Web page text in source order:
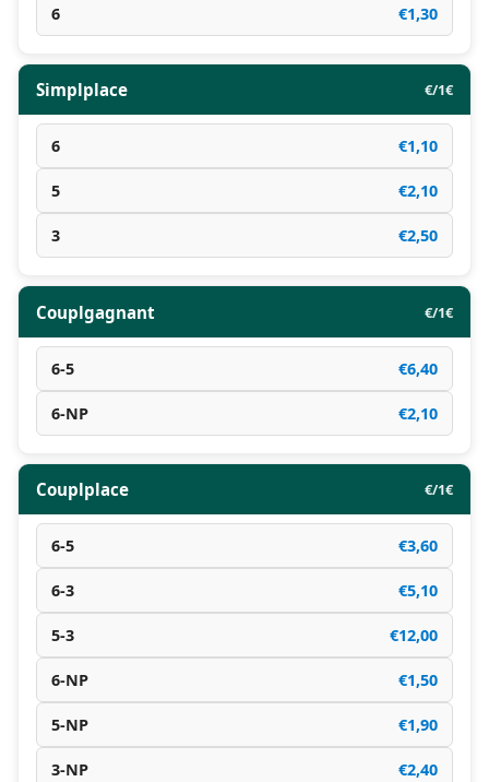
6 €1,30
Simplplace €/1€
6 €1,10
5 €2,10
3 €2,50
Couplgagnant €/1€
6-5 €6,40
6-NP €2,10
Couplplace €/1€
6-5 €3,60
6-3 €5,10
5-3 €12,00
6-NP €1,50
5-NP €1,90
3-NP €2,40